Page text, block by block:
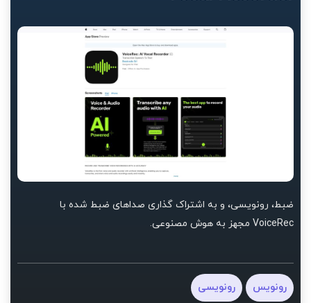
ضبط، رونویسی، و به اشتراک گذاری صداهای ضبط شده با
VoiceRec مجهز به هوش مصنوعی.
رونویس رونویسی